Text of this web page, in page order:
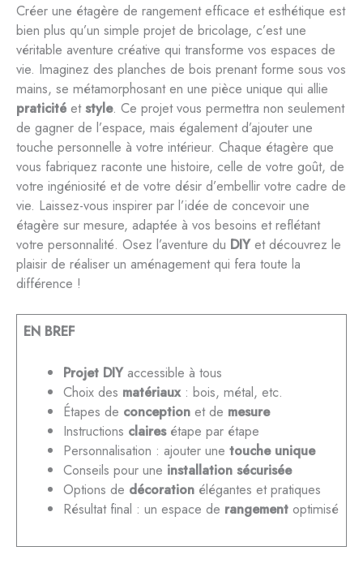
Créer une étagère de rangement efficace et esthétique est
bien plus qu’un simple projet de bricolage, c’est une
véritable aventure créative qui transforme vos espaces de
vie. Imaginez des planches de bois prenant forme sous vos
mains, se métamorphosant en une pièce unique qui allie
praticité etstyle. Ce projet vous permettra non seulement
de gagner de l’espace, mais également d’ajouter une
touche personnelle à votre intérieur. Chaque étagère que
vous fabriquez raconte une histoire, celle de votre goût, de
votre ingéniosité et de votre désir d’embellir votre cadre de
vie. Laissez-vous inspirer par l’idée de concevoir une
étagère sur mesure, adaptée à vos besoins et reflétant
votre personnalité. Osez l’aventure du DIYet découvrez le
plaisir de réaliser un aménagement qui fera toute la
différence !
EN BREF
Projet DIYaccessible à tous
Choix des matériaux: bois, métal, etc.
Étapes de conception et de mesure
Instructions clairesétape par étape
Personnalisation : ajouter unetouche unique
Conseils pour une installation sécurisée
Options de décoration élégantes et pratiques
Résultat final : un espace de rangement optimisé